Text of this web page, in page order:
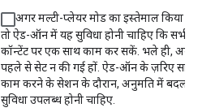
अगर मल्टी-प्लेयर मोड का इस्तेमाल किया जा
तो ऐड-ऑन में यह सुविधा होनी चाहिए कि सभी
कॉन्टेंट पर एक साथ काम कर सकें. भले ही,
पहले से सेट न की गई हों. ऐड-ऑन के ज़रिए साथ
काम करने के सेशन के दौरान, अनुमति में
सुविधा उपलब्ध होनी चाहिए.